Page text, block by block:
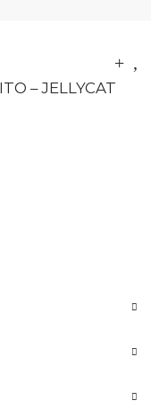
– JELLYCAT